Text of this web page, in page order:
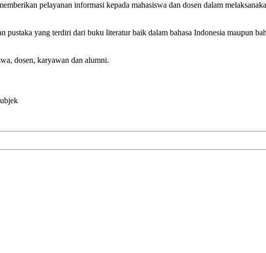
pelayanan informasi kepada mahasiswa dan dosen dalam
pustaka yang terdiri dari buku literatur baik dalam bahasa Indonesia maupun
dosen, karyawan dan alumni.